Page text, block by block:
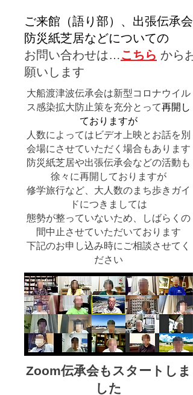
ご来館（語り部）、出張伝承会
防災紙芝居などについての
お問い合わせは…こちら からお
願いします
大船渡津波伝承会は新型コロナウイル
ス感染拡大防止策を充分とって再開し
ておりますが
人数によってはビデオ上映とお話を別
会場にさせていただく場合もあります
防災紙芝居や出張伝承会などの活動も
徐々に再開しておりますが
修学旅行など、大人数のまち歩きガイ
ドにつきましては
態勢が整っていないため、しばらくの
間中止させていただいております
下記のお申し込み時にご相談させてく
ださい
Zoom伝承会もスタートしま
した